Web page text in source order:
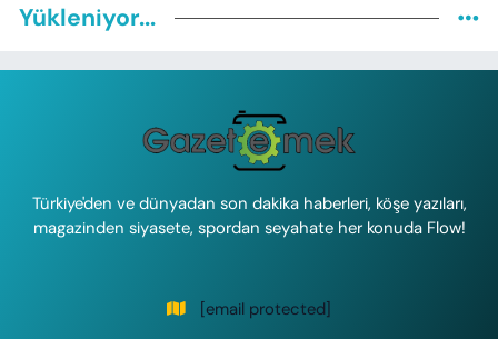
Yükleniyor...
Türkiye'den ve dünyadan son dakika haberleri, köşe yazıları,
magazinden siyasete, spordan seyahate her konuda Flow!
[email protected]